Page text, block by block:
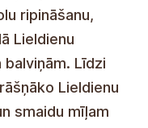
ripināšanu,
Lieldienu
Līdzi
Lieldienu
smaidu mīļam